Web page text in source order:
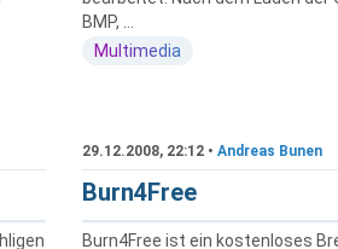
BMP, ...
Multimedia
29.12.2008, 22:12 • Andreas Bunen
Burn4Free
Burn4Free ist ein kostenloses